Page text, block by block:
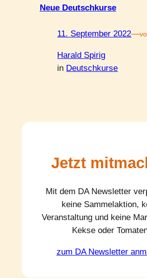
Neue Deutschkurse
11. September 2022—
Harald Spirig
in Deutschkurse
Jetzt
Mit dem DA Newsletter
keine Sammelaktion,
Veranstaltung und keine
Kekse oder
zum DA Newsletter